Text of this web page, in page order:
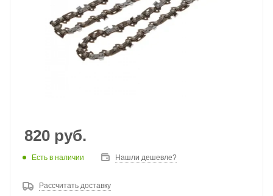
820 руб.
Есть в наличии Нашли дешевле?
Рассчитать доставку